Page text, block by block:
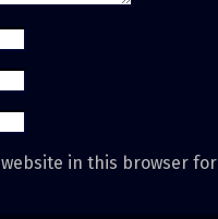
in this browser